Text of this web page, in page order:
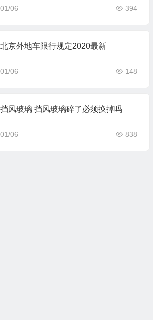
01/06 394
北京外地车限行规定2020最新
01/06 148
挡风玻璃 挡风玻璃碎了必须换掉吗
01/06 838